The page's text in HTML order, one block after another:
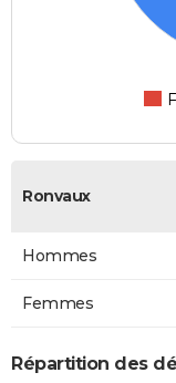
Ronvaux
Hommes
Femmes
Répartition des